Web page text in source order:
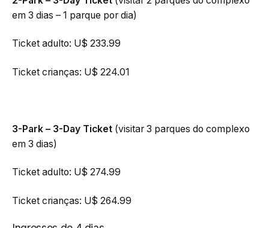
em 3 dias – 1 parque por dia)
Ticket adulto: U$ 233.99
Ticket crianças: U$ 224.01
3-Park – 3-Day Ticket (visitar 3 parques do complexo
em 3 dias)
Ticket adulto: U$ 274.99
Ticket crianças: U$ 264.99